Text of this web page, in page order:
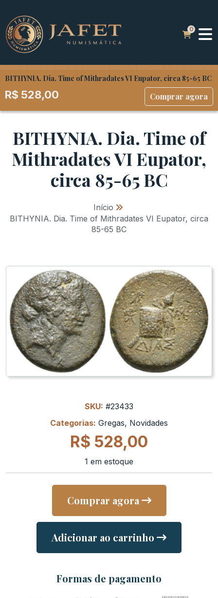
BITHYNIA. Dia. Time of Mithradates VI Eupator, circa 85-65 BC
R$ 528,00 Comprar agora
BITHYNIA. Dia. Time of
Mithradates VI Eupator,
circa 85-65 BC
Início »
BITHYNIA. Dia. Time of Mithradates VI Eupator, circa
85-65 BC
SKU: #23433
Categorias: Gregas, Novidades
R$ 528,00
1 em estoque
Comprar agora
Adicionar ao carrinho
Formas de pagamento